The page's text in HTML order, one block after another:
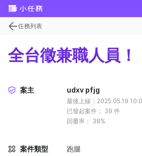
任務列表
全台徵兼職人員！
案主 udxv pfjg
最後上線：2025.05.19
已發起案件： 39 件
回覆率： 38%
案件類型 跑腿